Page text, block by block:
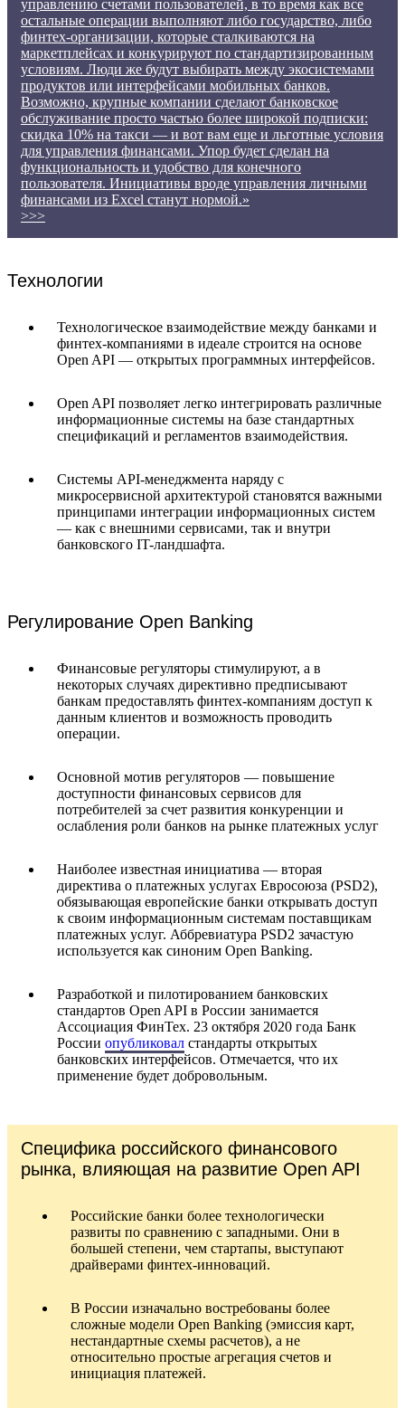
управлению счетами пользователей, в то время как все
остальные операции выполняют либо государство, либо
финтех-организации, которые сталкиваются на
маркетплейсах и конкурируют по стандартизированным
условиям. Люди же будут выбирать между экосистемами
продуктов или интерфейсами мобильных банков.
Возможно, крупные компании сделают банковское
обслуживание просто частью более широкой подписки:
скидка 10% на такси — и вот вам еще и льготные условия
для управления финансами. Упор будет сделан на
функциональность и удобство для конечного
пользователя. Инициативы вроде управления личными
финансами из Excel станут нормой.»
>>>
Технологии
Технологическое взаимодействие между банками и
финтех-компаниями в идеале строится на основе
Open API — открытых программных интерфейсов.
Open API позволяет легко интегрировать различные
информационные системы на базе стандартных
спецификаций и регламентов взаимодействия.
Системы API-менеджмента наряду с
микросервисной архитектурой становятся важными
принципами интеграции информационных систем
— как с внешними сервисами, так и внутри
банковского IT-ландшафта.
Регулирование Open Banking
Финансовые регуляторы стимулируют, а в
некоторых случаях директивно предписывают
банкам предоставлять финтех-компаниям доступ к
данным клиентов и возможность проводить
операции.
Основной мотив регуляторов — повышение
доступности финансовых сервисов для
потребителей за счет развития конкуренции и
ослабления роли банков на рынке платежных услуг
Наиболее известная инициатива — вторая
директива о платежных услугах Евросоюза (PSD2),
обязывающая европейские банки открывать доступ
к своим информационным системам поставщикам
платежных услуг. Аббревиатура PSD2 зачастую
используется как синоним Open Banking.
Разработкой и пилотированием банковских
стандартов Open API в России занимается
Ассоциация ФинТех. 23 октября 2020 года Банк
России опубликовал стандарты открытых
банковских интерфейсов. Отмечается, что их
применение будет добровольным.
Специфика российского финансового
рынка, влияющая на развитие Open API
Российские банки более технологически
развиты по сравнению с западными. Они в
большей степени, чем стартапы, выступают
драйверами финтех-инноваций.
В России изначально востребованы более
сложные модели Open Banking (эмиссия карт,
нестандартные схемы расчетов), а не
относительно простые агрегация счетов и
инициация платежей.